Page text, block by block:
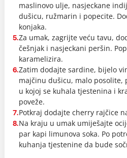
maslinovo ulje, nasjeckane
dušicu, ružmarin i popecite.
konjaka.
5.Za umak, zagrijte veću tavu,
češnjak i nasjeckani peršin.
karamelizira.
6.Zatim dodajte sardine, bijelo
majčinu dušicu, malo
u kojoj se kuhala tjestenina i
poveže.
7.Potkraj dodajte cherry rajčice
8.Na kraju u umak umiješajte
par kapi limunova soka. Po
kuhanja tjestenine da bude